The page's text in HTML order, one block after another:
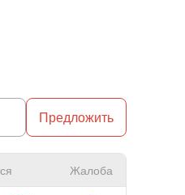
Предложить
Жалоба